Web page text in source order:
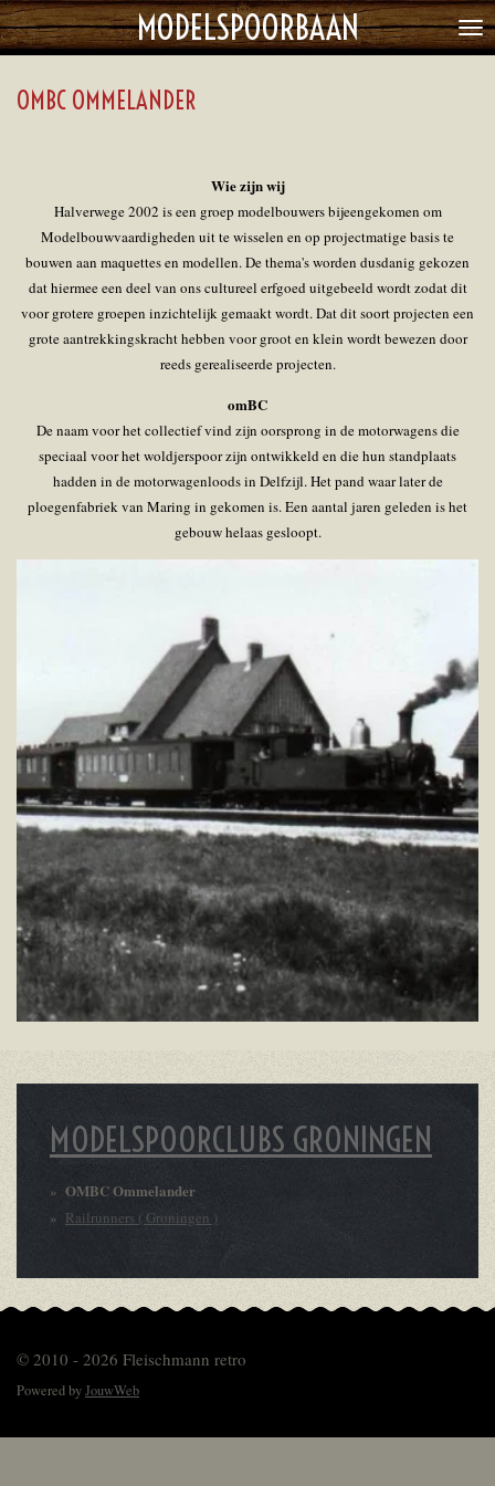
Ga
direct
de
MODELSPOORBAAN
OMBC OMMELANDER
Wie zijn wij
Halverwege 2002 is een groep modelbouwers bijeengekomen om
Modelbouwvaardigheden uit te wisselen en op projectmatige basis te
bouwen aan maquettes en modellen. De thema's worden dusdanig gekozen
dat hiermee een deel van ons cultureel erfgoed uitgebeeld wordt zodat dit
voor grotere groepen inzichtelijk gemaakt wordt. Dat dit soort projecten een
grote aantrekkingskracht hebben voor groot en klein wordt bewezen door
reeds gerealiseerde projecten.
omBC
De naam voor het collectief vind zijn oorsprong in de motorwagens die
speciaal voor het woldjerspoor zijn ontwikkeld en die hun standplaats
hadden in de motorwagenloods in Delfzijl. Het pand waar later de
ploegenfabriek van Maring in gekomen is. Een aantal jaren geleden is het
gebouw helaas gesloopt.
MODELSPOORCLUBS GRONINGEN
OMBC Ommelander
Railrunners ( Groningen )
© 2010 - 2026 Fleischmann retro
Powered byJouwWeb